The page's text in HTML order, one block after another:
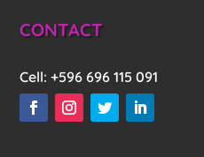
CONTACT
Cell:+596 696 115 091